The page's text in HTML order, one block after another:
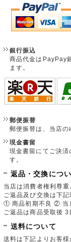
銀行振込
商品代金はPayPay
ます。
郵便振替
郵便振替は、当店の
現金書留
現金書留にてご決済
す。
返品・交換につ
当店は消費者権利尊
ご返品及び交換は下
① 商品初期不良 ② 当
ご返品は商品受取後 3
送料について
送料は下記よりお客様